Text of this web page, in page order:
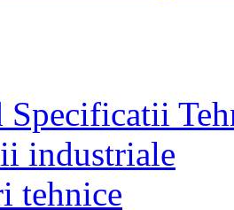
Specificatii
industriale
tehnice